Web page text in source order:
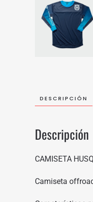
DESCRIPCIÓN
Descripción
CAMISETA
Camiseta